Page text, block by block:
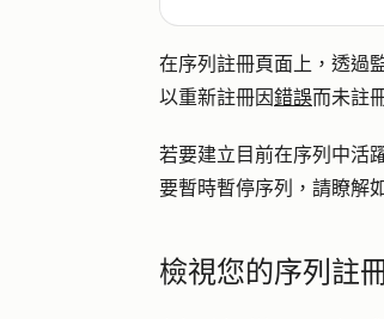
在序列註冊頁面上，透過
以重新註冊因錯誤而未註
若要建立目前在序列中活
要暫時暫停序列，請瞭解
檢視您的序列註